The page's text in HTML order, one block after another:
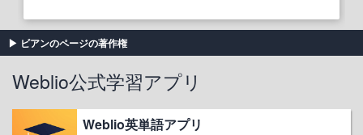
ビアンのページの著作権
Weblio公式学習アプリ
Weblio英単語アプリ